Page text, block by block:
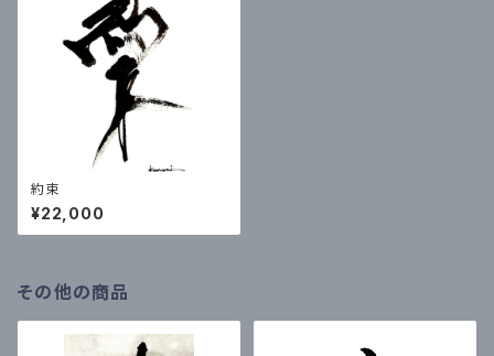
約束
¥22,000
その他の商品